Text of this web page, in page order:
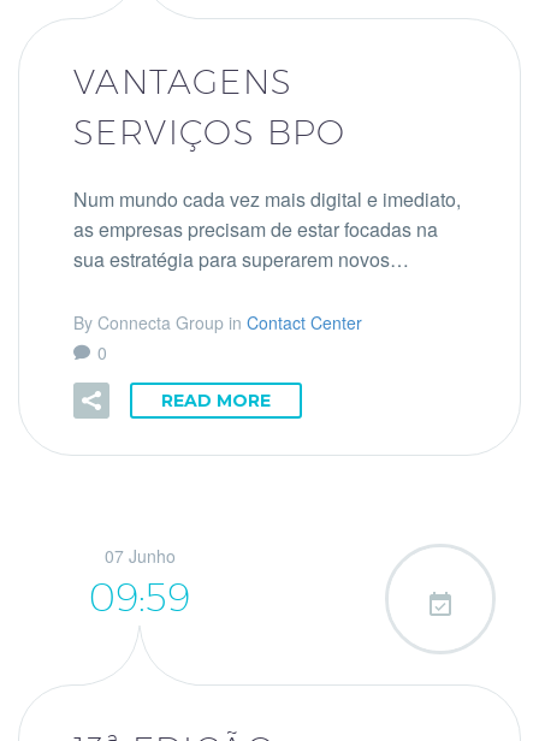
VANTAGENS
SERVIÇOS BPO
Num mundo cada vez mais digital e imediato,
as empresas precisam de estar focadas na
sua estratégia para superarem novos…
By Connecta Group in Contact Center
0
READ MORE

07 Junho
09:59